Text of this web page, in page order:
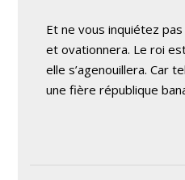
Et ne vous inquiétez
et ovationnera. Le roi
elle s’agenouillera. Car
une fière république